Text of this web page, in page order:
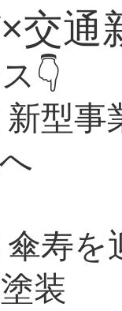
交通
👇
型
寿
装